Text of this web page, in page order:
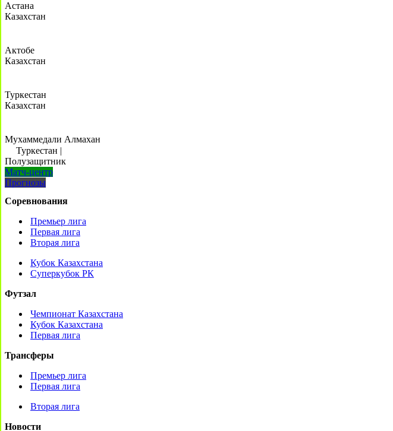
Астана
Казахстан
Актобе
Казахстан
Туркестан
Казахстан
Мухаммедали Алмахан
Туркестан |
Полузащитник
Матч-центр
Прогнозы
Соревнования
Премьер лига
Первая лига
Вторая лига
Кубок Казахстана
Суперкубок РК
Футзал
Чемпионат Казахстана
Кубок Казахстана
Первая лига
Трансферы
Премьер лига
Первая лига
Вторая лига
Новости